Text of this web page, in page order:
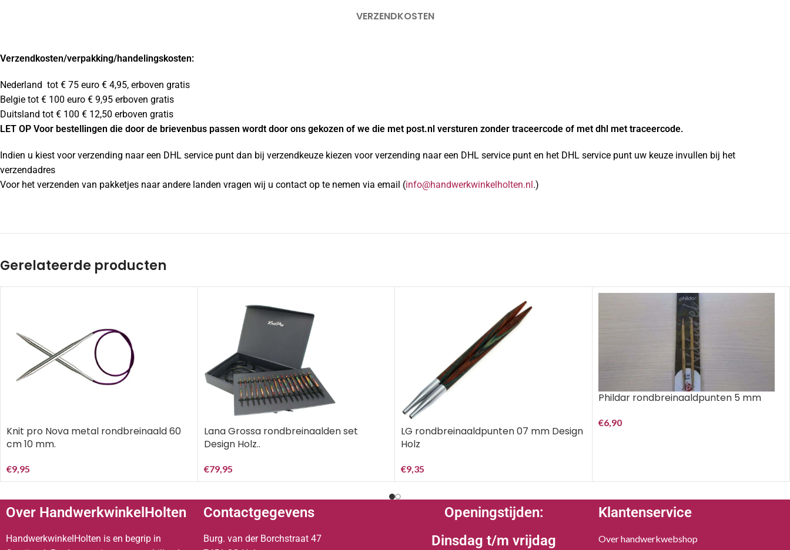
VERZENDKOSTEN
Verzendkosten/verpakking/handelingskosten:
Nederland tot € 75 euro € 4,95, erboven gratis
Belgie tot € 100 euro € 9,95 erboven gratis
Duitsland tot € 100 € 12,50 erboven gratis
LET OP Voor bestellingen die door de brievenbus passen wordt door ons gekozen of we die met post.nl versturen zonder traceercode of met dhl met traceercode.
Indien u kiest voor verzending naar een DHL service punt dan bij verzendkeuze kiezen voor verzending naar een DHL service punt en het DHL service punt uw keuze invullen bij het
verzendadres
Voor het verzenden van pakketjes naar andere landen vragen wij u contact op te nemen via email (info@handwerkwinkelholten.nl.)
Gerelateerde producten
Knit pro Nova metal rondbreinaald 60
cm 10 mm.
€9,95
Lana Grossa rondbreinaalden set
Design Holz..
€79,95
LG rondbreinaaldpunten 07 mm Design
Holz
€9,35
Phildar rondbreinaaldpunten 5 mm
€6,90
Over HandwerkwinkelHolten
HandwerkwinkelHolten is en begrip in
Contactgegevens
Burg. van der Borchstraat 47
Openingstijden:
Dinsdag t/m vrijdag
Klantenservice
Over handwerkwebshop